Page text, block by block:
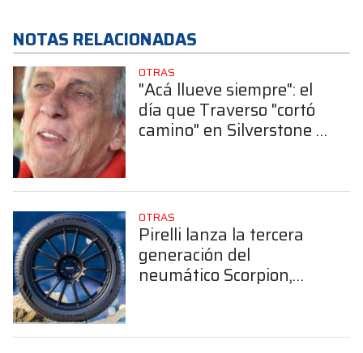
NOTAS RELACIONADAS
OTRAS
"Acá llueve siempre": el
día que Traverso "cortó
camino" en Silverstone y
OTRAS
Pirelli lanza la tercera
generación del
neumático Scorpion,